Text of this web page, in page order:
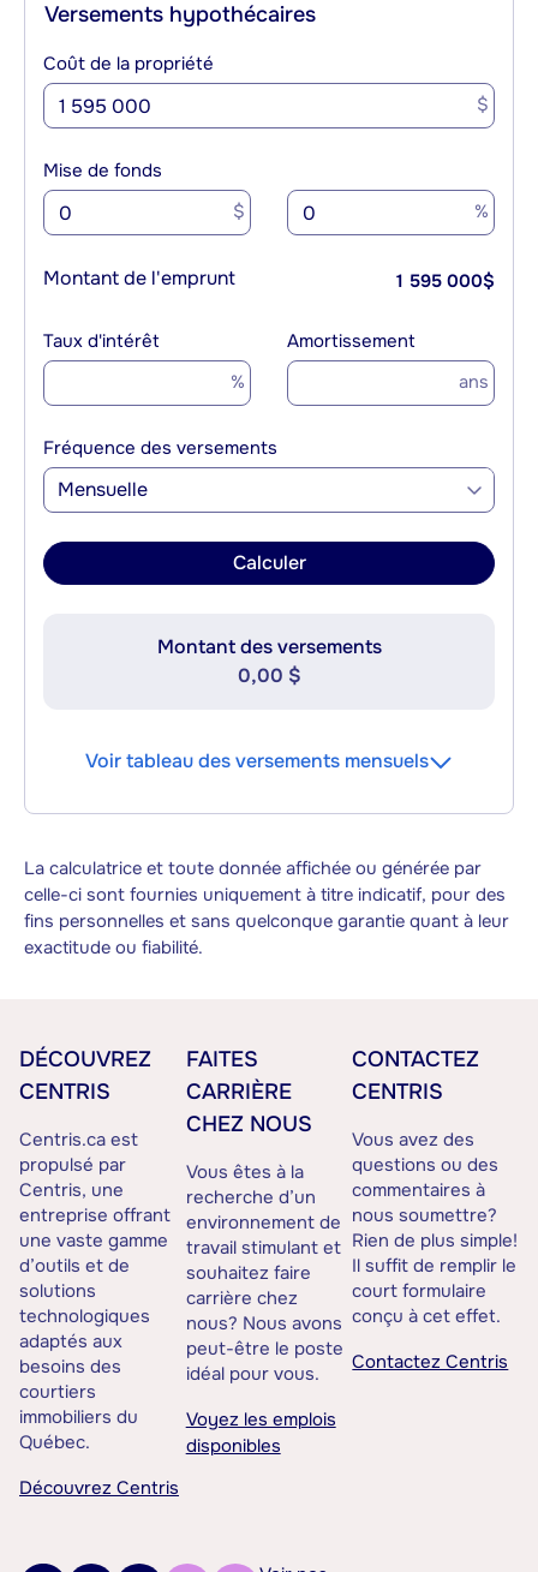
Versements hypothécaires
Coût de la propriété
$
Mise de fonds
$ %
Montant de l'emprunt 1 595 000$
Taux d'intérêt
%
Amortissement
ans
Fréquence des versements
Mensuelle
Calculer
Montant des versements
0,00 $
Voir tableau des versements mensuels
La calculatrice et toute donnée affichée ou générée par
celle-ci sont fournies uniquement à titre indicatif, pour des
fins personnelles et sans quelconque garantie quant à leur
exactitude ou fiabilité.
DÉCOUVREZ
CENTRIS
Centris.ca est
propulsé par
Centris, une
entreprise offrant
une vaste gamme
d’outils et de
solutions
technologiques
adaptés aux
besoins des
courtiers
immobiliers du
Québec.
Découvrez Centris
FAITES
CARRIÈRE
CHEZ NOUS
Vous êtes à la
recherche d’un
environnement de
travail stimulant et
souhaitez faire
carrière chez
nous? Nous avons
peut-être le poste
idéal pour vous.
Voyez les emplois
disponibles
CONTACTEZ
CENTRIS
Vous avez des
questions ou des
commentaires à
nous soumettre?
Rien de plus simple!
Il suffit de remplir le
court formulaire
conçu à cet effet.
Contactez Centris